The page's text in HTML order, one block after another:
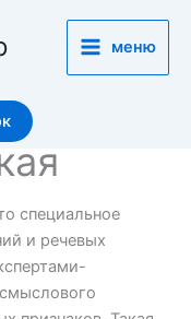
меню
специальное
и речевых